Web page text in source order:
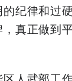
纪律和过
真正做到
人武部工